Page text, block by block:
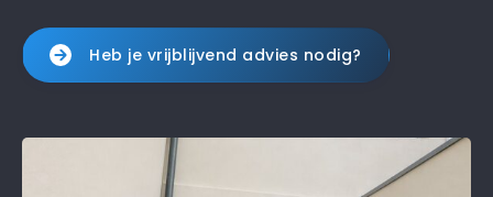
Heb je vrijblijvend advies nodig?